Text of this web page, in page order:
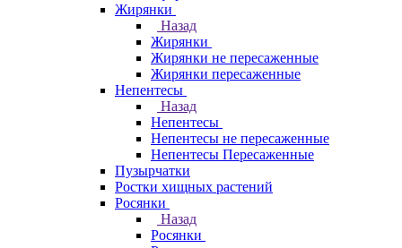
Жирянки
Назад
Жирянки
Жирянки не пересаженные
Жирянки пересаженные
Непентесы
Назад
Непентесы
Непентесы не пересаженные
Непентесы Пересаженные
Пузырчатки
Ростки хищных растений
Росянки
Назад
Росянки